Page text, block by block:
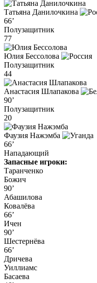
Татьяна Данилочкина
66’
Полузащитник
77
Юлия Бессолова
Полузащитник
44
Анастасия Шлапакова
90’
Полузащитник
20
Фаузия Нажэмба
66’
Нападающий
Запасные игроки:
Таранченко
Божич
90’
Абашилова
Ковалёва
66’
Ичен
90’
Шестернёва
66’
Дричева
Уиллиамс
Басаева